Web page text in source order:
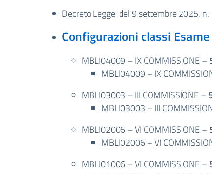
Decreto Legge del 9 settembre 2025, n.
Configurazioni classi
MBLI04009 – IX COMMISSIONE –
MBLI04009 – IX
MBLI03003 – III COMMISSIONE –
MBLI03003 – III
MBLI02006 – VI COMMISSIONE –
MBLI02006 – VI
MBLI01006 – VI COMMISSIONE –